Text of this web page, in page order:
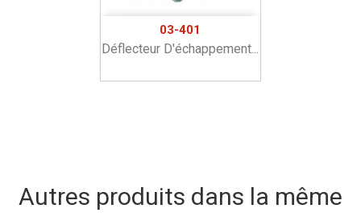
03-401
Déflecteur D'échappement...
Autres produits dans la même